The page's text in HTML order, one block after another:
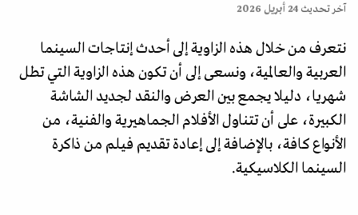
آخر تحديث 24 أبريل 2026
نتعرف من خلال هذه الزاوية إلى أحدث إنتاجات السينما
العربية والعالمية، ونسعى إلى أن تكون هذه الزاوية التي تطل
شهريا، دليلا يجمع بين العرض والنقد لجديد الشاشة
الكبيرة، على أن تتناول الأفلام الجماهيرية والفنية، من
الأنواع كافة، بالإضافة إلى إعادة تقديم فيلم من ذاكرة
السينما الكلاسيكية.